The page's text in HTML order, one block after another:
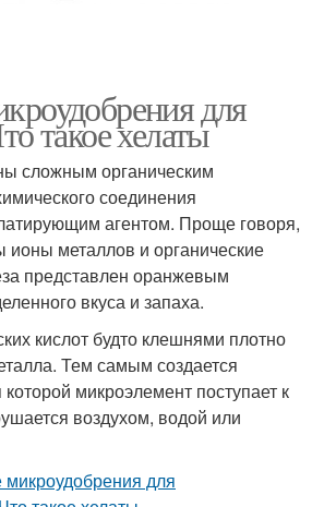
для
такое хелаты
сложным органическим
соединения
агентом. Проще говоря,
ионы металлов и органические
представлен оранжевым
вкуса и запаха.
кислот будто клешнями плотно
Тем самым создается
микроэлемент поступает к
воздухом, водой или